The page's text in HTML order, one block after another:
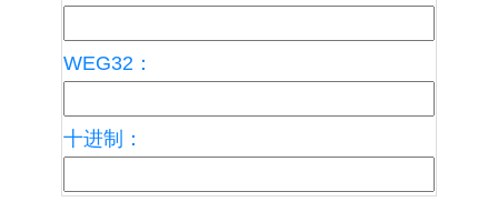
WEG32：
十进制：